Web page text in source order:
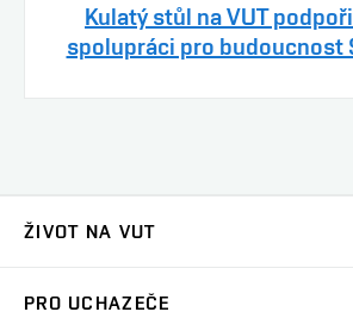
Kulatý stůl na VUT
spolupráci pro budoucnost
ŽIVOT NA VUT
PRO UCHAZEČE